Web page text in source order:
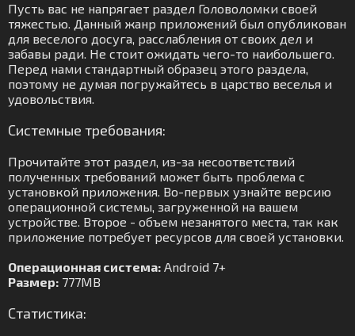
Пусть вас не напрягает раздел Головоломки своей
тяжестью. Данный жанр приложений был опубликован
для веселого досуга, расслабления от своих дел и
забавы ради. Не стоит ожидать чего-то наибольшего.
Перед нами стандартный образец этого раздела,
поэтому не думая погружайтесь в царство веселья и
удовольствия.
Системные требования:
Прочитайте этот раздел, из-за несоответствий
полученных требований может быть проблема с
установкой приложения. Во-первых узнайте версию
операционной системы, загруженной на вашем
устройстве. Второе - объем незанятого места, так как
приложение потребует ресурсов для своей установки.
Операционная система: Android 7+
Размер: 777MB
Статистика: